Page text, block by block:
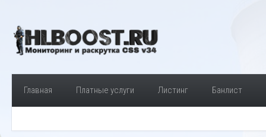
Главная Платные услуги Листинг Банлист